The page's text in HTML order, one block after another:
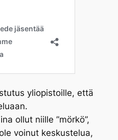
yliopistoille, että
ollut niille ”mörkö”,
voinut keskustelua,